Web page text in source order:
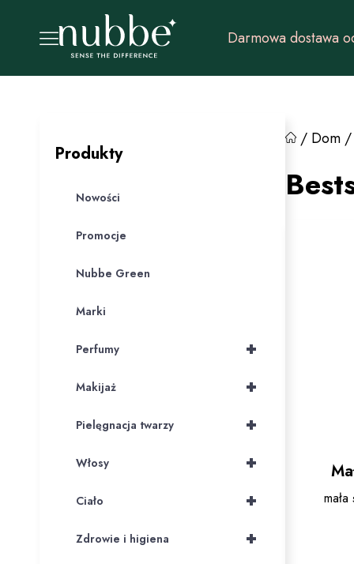
Darmowa dostawa
Produkty
Nowości
Promocje
Nubbe Green
Marki
+
Perfumy
+
Makijaż
+
Pielęgnacja twarzy
+
Włosy
+
Ciało
+
Zdrowie i higiena
/ Dom